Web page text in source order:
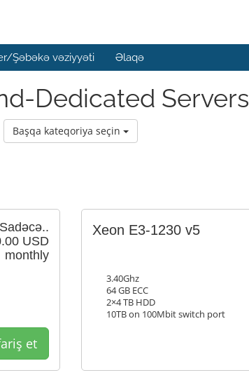
Şəbəkə vəziyyəti Əlaqə
Dedicated Servers
Başqa kateqoriya seçin
Sadəcə..
USD
monthly
et
Xeon E3-1230 v5
3.40Ghz
64 GB ECC
2×4 TB HDD
10TB on 100Mbit switch port